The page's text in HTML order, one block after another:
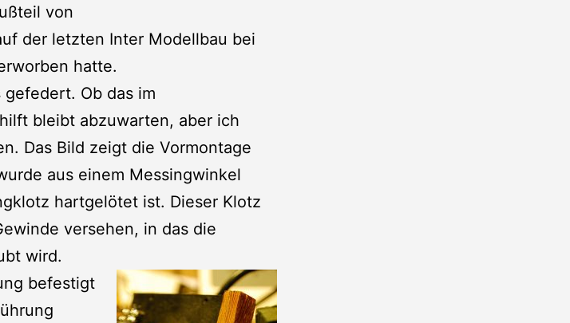
von
der letzten Inter Modellbau bei
hatte.
Ob das im
bleibt abzuwarten, aber ich
Das Bild zeigt die Vormontage
aus einem Messingwinkel
hartgelötet ist. Dieser Klotz
versehen, in das die
wird.
befestigt